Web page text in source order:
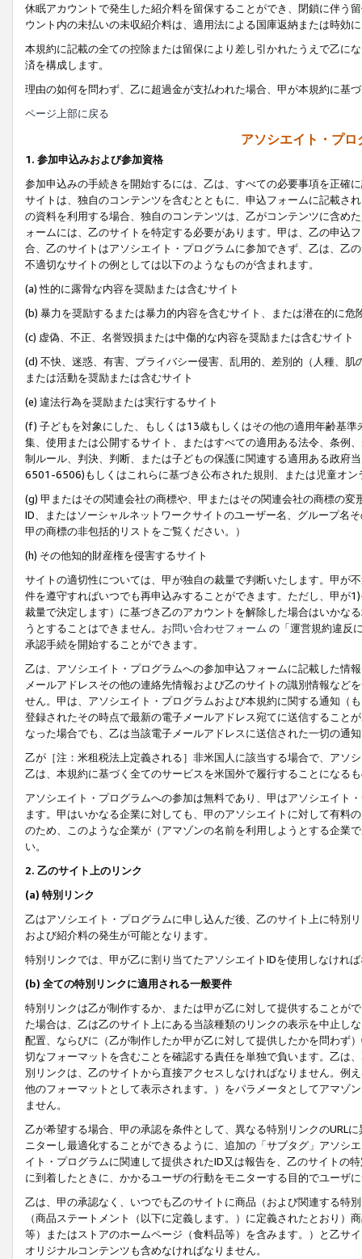
休眠アカウントで発生した紹介料を留保することができ、閉鎖に伴う
ウント内の未払いの未収紹介料は、適用法による国庫返納または時効
本規約に記載の全ての控除または留保により差し引かれたうえで乙に
済を構成します。
理由の如何を問わず、乙に超過金が支払われた場合、甲が本規約に基
ページ上部に戻る
アソシエイト・プ
1. 参加申込みおよび参加資格
参加申込みの手続きを開始するには、乙は、すべての必要事項を正確
サイトは、独自のコンテンツを含むとともに、申込フォームに記載さ
の資料を利用する場合、独自のコンテンツは、乙がコンテンツに含め
ォームには、乙のサイトを特定する必要があります。甲は、乙の申込
合、乙のサイトはアソシエイト・プログラムに参加できず、乙は、乙
不適切なサイトの例としては以下のようなものが含まれます。
(a) 性的に露骨な内容を奨励または含むサイト
(b) 暴力を奨励するまたは暴力的内容を含むサイト、または潜在的に
(c) 虚偽、不正、名誉毀損または中傷的な内容を奨励または含むサイト
(d) 不快、迷惑、有害、プライバシー侵害、乱用的、差別的（人種、
または活動を奨励または含むサイト
(e) 違法行為を奨励または実行するサイト
(f) 子どもを対象にした、もしくは13歳もしくはその他の適用年齢基
集、使用または公開するサイト、またはすべての適用ある法令、条例
制ルール、判決、判断、または子どもの保護に関連する適用ある政府
6501-6506)もしくはこれらに基づき公布された規則、または児童オン
(g) 甲またはその関連会社の商標や、甲またはその関連会社の商標の
ID、またはソーシャルネットワークサイトのユーザー名、グループ名
甲の商標の非包括的リストをご覧ください。）
(h) その他知的財産権を侵害するサイト
サイトの適切性については、甲が独自の裁量で判断いたします。甲が
件を遵守すればいつでも再申込みすることができます。ただし、甲が
裁量で決定します）に基づき乙のアカウントを解除した場合はいかな
うとすることはできません。 お問い合わせフォーム の「運営規約違反
承認手続を開始することができます。
乙は、アソシエイト・プログラムへの参加申込フォームに記載した情
メールアドレスその他の連絡先情報および乙のサイトの識別情報など
せん。甲は、アソシエイト・プログラムおよび本規約に関する通知（
登録されたその時点で最新の電子メールアドレス宛てに送信すること
なった場合でも、乙は当該電子メールアドレスに送信された一切の通
乙が［注：米租税法上定義される］非米国人に該当する場合で、アソ
乙は、本規約に基づく全てのサービスを米国外で履行することになる
アソシエイト・プログラムへの参加は無料であり、甲はアソシエイト
ます。甲はいかなる企業に対しても、甲のアソシエイトに対して有料
のため、このような企業が（アマゾンの名前を利用しようとする企業
い。
2. 乙のサイト上のリンク
(a) 特別リンク
乙はアソシエイト・プログラムに申し込んだ後、乙のサイト上に特別
および紹介料の発生が可能となります。
特別リンクでは、甲が乙に割り当てたアソシエイトIDを使用しなけれ
(b) 全ての特別リンクに適用される一般要件
特別リンクは乙が制作するか、または甲が乙に対して提供することが
た場合は、乙は乙のサイト上にある当該種類のリンクの表示を中止し
配置、ならびに（乙が制作したか甲が乙に対して提供したかを問わず
切なフォーマットを含むことを確認する責任を単独で負います。乙は
別リンクは、乙のサイトから直接アクセスしなければなりません。例
他のフォーマットとして表示されます。）をパラメータとしてアマゾ
ません。
乙が希望する場合、甲の承認を条件として、異なる特別リンクのURL
ニターし最適化することができるように、追加の「サブタグ」アソシ
イト・プログラムに関連して提供されたID又は報告を、乙のサイトの
に到着したときに、かかるユーザの行動をモニターする目的でユーザ
乙は、甲の承認なく、いつでも乙のサイトに商品（および関連する特
（商品ステートメント（以下に定義します。）に定義されたとおり
等）またはストアのホームページ（食料品等）を含みます。）と乙サ
オリジナルコンテンツも含めなければなりません。